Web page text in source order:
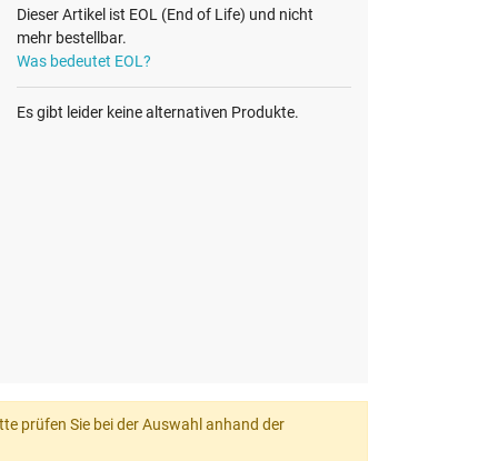
Dieser Artikel ist EOL (End of Life) und nicht
mehr bestellbar.
Was bedeutet EOL?
Es gibt leider keine alternativen Produkte.
prüfen Sie bei der Auswahl anhand der